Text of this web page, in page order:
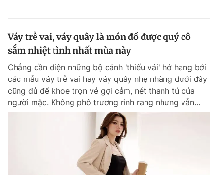
Váy trễ vai, váy quây là món đồ được quý cô
sắm nhiệt tình nhất mùa này
Chẳng cần diện những bộ cánh 'thiếu vải' hở hang bởi
các mẫu váy trễ vai hay váy quây nhẹ nhàng dưới đây
cũng đủ để khoe trọn vẻ gợi cảm, nét thanh tú của
người mặc. Không phô trương rình rang nhưng vẫn...